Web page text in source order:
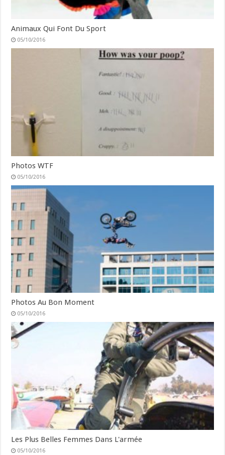
Animaux Qui Font Du Sport
05/10/2016
Photos WTF
05/10/2016
Photos Au Bon Moment
05/10/2016
Les Plus Belles Femmes Dans L'armée
05/10/2016